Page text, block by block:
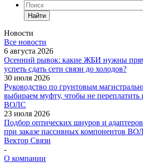
Найти
Новости
Все новости
6 августа 2026
Осенний рывок: какие ЖБИ нужны
успеть сдать сети связи до холодов?
30 июля 2026
Руководство по грунтовым
выбираем муфту, чтобы не переплатить
ВОЛС
23 июля 2026
Подбор оптических шнуров и
при заказе пассивных компонентов
Вектор Связи
-
О компании